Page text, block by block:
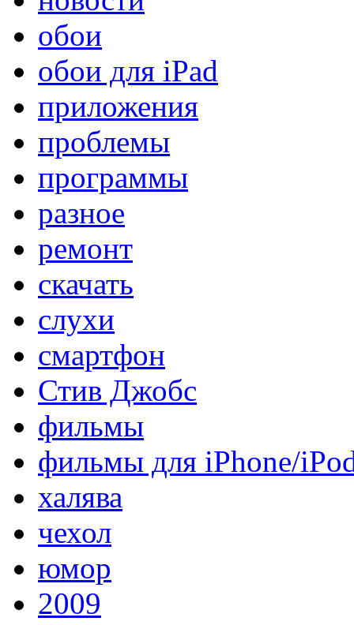
обои
обои для iPad
приложения
проблемы
программы
разное
ремонт
скачать
слухи
смартфон
Стив Джобс
фильмы
фильмы для iPhone/
халява
чехол
юмор
2009